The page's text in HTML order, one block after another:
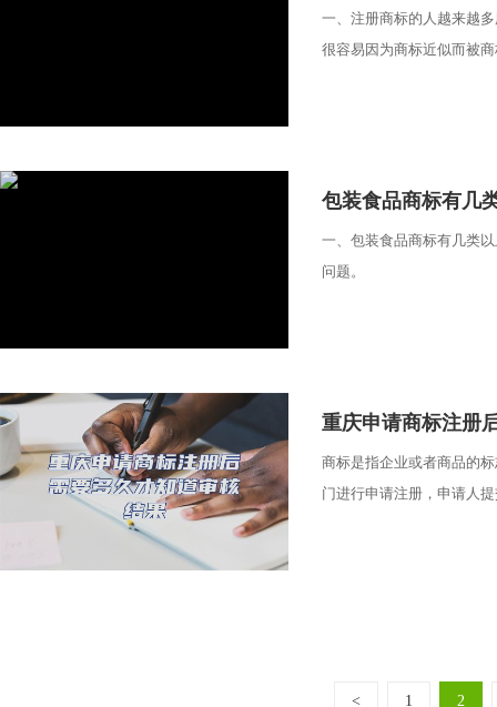
一、注册商标的人越来越
很容易因为商标近似而被
包装食品商标有几
一、包装食品商标有几类
问题。
重庆申请商标注册
商标是指企业或者商品的
门进行申请注册，申请人
< 1 2